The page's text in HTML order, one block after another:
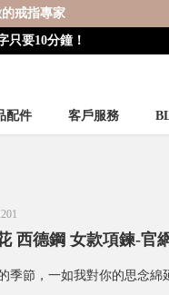
戒指專家
要10分鐘！
配件 客戶服務
西德鋼 女款項鍊-官
季節，一如我對你的思念綿